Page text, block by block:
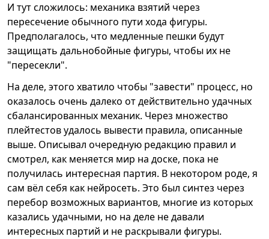
И тут сложилось: механика взятий через
пересечение обычного пути хода фигуры.
Предполагалось, что медленные пешки будут
защищать дальнобойные фигуры, чтобы их не
"пересекли".
На деле, этого хватило чтобы "завести" процесс, но
оказалось очень далеко от действительно удачных
сбалансированных механик. Через множество
плейтестов удалось вывести правила, описанные
выше. Описывал очередную редакцию правил и
смотрел, как меняется мир на доске, пока не
получилась интересная партия. В некотором роде, я
сам вёл себя как нейросеть. Это был синтез через
перебор возможных вариантов, многие из которых
казались удачными, но на деле не давали
интересных партий и не раскрывали фигуры.